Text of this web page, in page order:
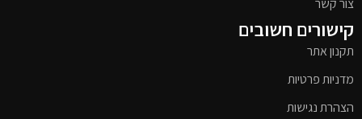
צור קשר
קישורים חשובים
תקנון אתר
מדניות פרטיות
הצהרת נגישות